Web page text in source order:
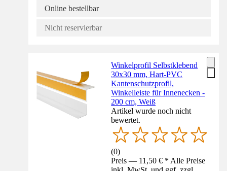
Online bestellbar
Nicht reservierbar
Winkelprofil Selbstklebend
30x30 mm, Hart-PVC
Kantenschutzprofil,
Winkelleiste für Innenecken -
200 cm, Weiß
Artikel wurde noch nicht
bewertet.
(0)
Preis — 11,50 € * Alle Preise